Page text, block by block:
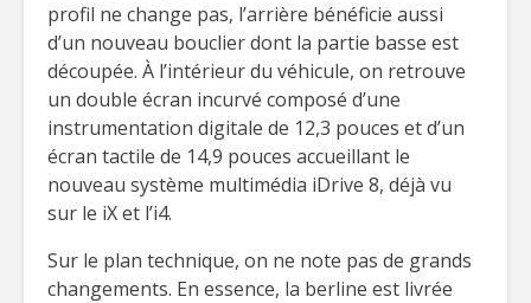
profil ne change pas, l’arrière bénéficie aussi
d’un nouveau bouclier dont la partie basse est
découpée. À l’intérieur du véhicule, on retrouve
un double écran incurvé composé d’une
instrumentation digitale de 12,3 pouces et d’un
écran tactile de 14,9 pouces accueillant le
nouveau système multimédia iDrive 8, déjà vu
sur le iX et l’i4.
Sur le plan technique, on ne note pas de grands
changements. En essence, la berline est livrée